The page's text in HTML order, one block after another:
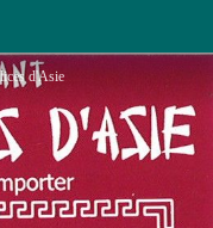
d'Asie